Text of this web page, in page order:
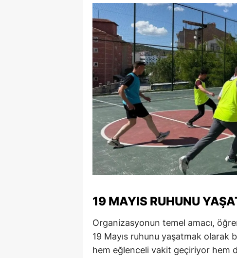
Kocaeli
Konya
Malatya
Manisa
Mardin
Muş
Niğde
19 MAYIS RUHUNU
Organizasyonun temel amacı,
19 Mayıs ruhunu yaşatmak olarak
hem eğlenceli vakit geçiriyor hem